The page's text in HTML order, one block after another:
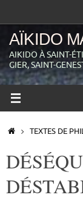
contenu
AÏKIDO
AIKIDO À SAINT-
GIER, SAINT-
ACCUEIL
TEXTES DE